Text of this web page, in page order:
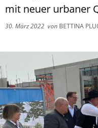
mit neuer urbaner
30. März 2022 von BETTINA